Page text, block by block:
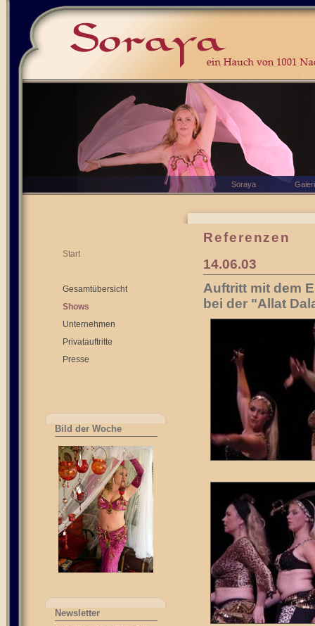
Start
Gesamtübersicht
Shows
Unternehmen
Privatauftritte
Presse
Bild der Woche
Newsletter
Referenzen
14.06.03
Auftritt mit dem
bei der "Allat
Soraya